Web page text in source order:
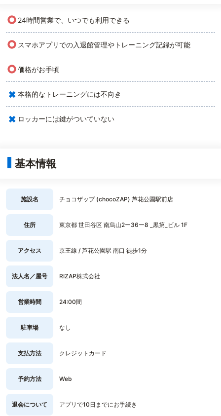
○ 24時間営業で、いつでも利用できる
○ スマホアプリでの入退館管理やトレーニング記録が可能
○価格がお手頃
× 本格的なトレーニングには不向き
× ロッカーには鍵がついていない
基本情報
施設名 チョコザップ (chocoZAP) 芦花公園駅前店
住所 東京都 世田谷区 南烏山2ー36ー8 _黒第_ビル 1F
アクセス 京王線 / 芦花公園駅 南口 徒歩1分
法人名／屋号 RIZAP株式会社
営業時間 24:00間
駐車場 なし
支払方法 クレジットカード
予約方法 Web
退会について アプリで10日までにお手続き